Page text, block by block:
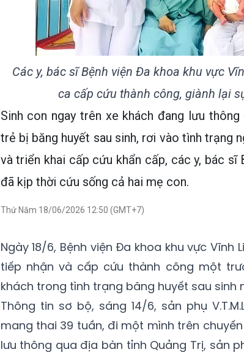
Các y, bác sĩ Bệnh viện Đa khoa khu vực
ca cấp cứu thành công, giành lại
Sinh con ngay trên xe khách đang lưu
trẻ bị băng huyết sau sinh, rơi vào tình trạng
và triển khai cấp cứu khẩn cấp, các y, bác sĩ
đã kịp thời cứu sống cả hai mẹ con.
Thứ Năm 18/06/2026 12:50 (GMT+7)
Ngày 18/6, Bệnh viện Đa khoa khu vực
tiếp nhận và cấp cứu thành công một
khách trong tình trạng băng huyết sau sinh
Thông tin sơ bộ, sáng 14/6, sản phụ
mang thai 39 tuần, đi một mình trên chuyến
lưu thông qua địa bàn tỉnh Quảng Trị, sản